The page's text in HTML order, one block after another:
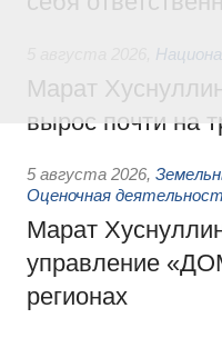
Марат
вырос почти на
5 августа 2026,
Оценочная
Марат
управление
регионах